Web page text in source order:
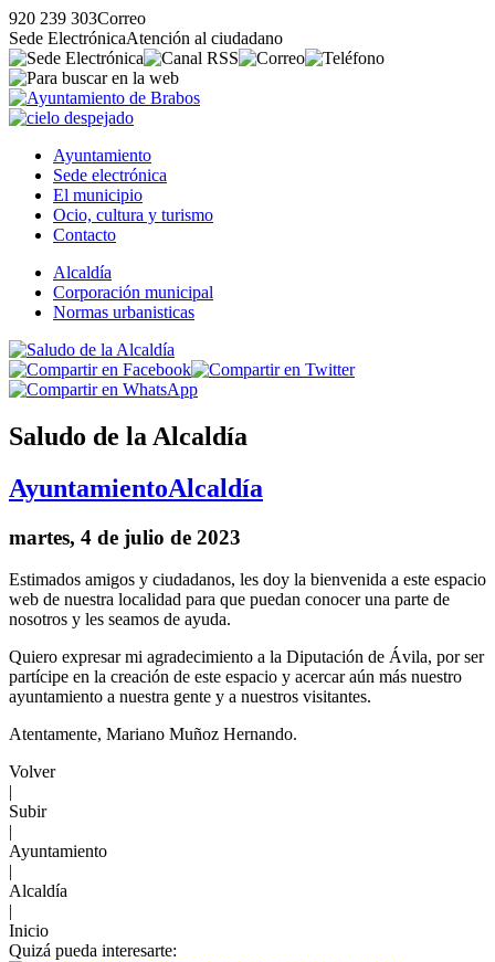
920 239 303Correo
Sede ElectrónicaAtención al ciudadano
Ayuntamiento
Sede electrónica
El municipio
Ocio, cultura y turismo
Contacto
Alcaldía
Corporación municipal
Normas urbanisticas
Saludo de la Alcaldía
AyuntamientoAlcaldía
martes, 4 de julio de 2023
Estimados amigos y ciudadanos, les doy la bienvenida a este espacio
web de nuestra localidad para que puedan conocer una parte de
nosotros y les seamos de ayuda.
Quiero expresar mi agradecimiento a la Diputación de Ávila, por ser
partícipe en la creación de este espacio y acercar aún más nuestro
ayuntamiento a nuestra gente y a nuestros visitantes.
Atentamente, Mariano Muñoz Hernando.
Volver
|
Subir
|
Ayuntamiento
|
Alcaldía
|
Inicio
Quizá pueda interesarte: